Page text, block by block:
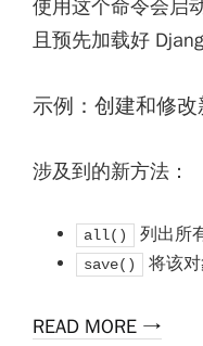
使用这个命令会启
且预先加载好
示例：创建和修改
涉及到的新方法：
all() 列出所
save() 将该
READ MORE →